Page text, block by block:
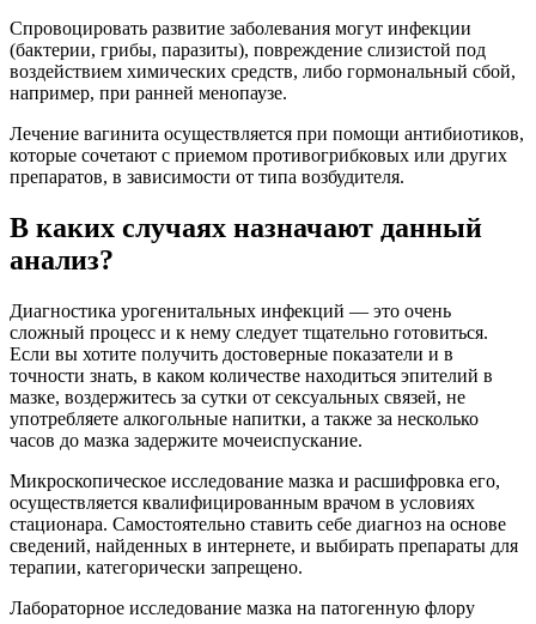
Спровоцировать развитие заболевания могут инфекции
(бактерии, грибы, паразиты), повреждение слизистой под
воздействием химических средств, либо гормональный сбой,
например, при ранней менопаузе.
Лечение вагинита осуществляется при помощи антибиотиков,
которые сочетают с приемом противогрибковых или других
препаратов, в зависимости от типа возбудителя.
В каких случаях назначают данный
анализ?
Диагностика урогенитальных инфекций — это очень
сложный процесс и к нему следует тщательно готовиться.
Если вы хотите получить достоверные показатели и в
точности знать, в каком количестве находиться эпителий в
мазке, воздержитесь за сутки от сексуальных связей, не
употребляете алкогольные напитки, а также за несколько
часов до мазка задержите мочеиспускание.
Микроскопическое исследование мазка и расшифровка его,
осуществляется квалифицированным врачом в условиях
стационара. Самостоятельно ставить себе диагноз на основе
сведений, найденных в интернете, и выбирать препараты для
терапии, категорически запрещено.
Лабораторное исследование мазка на патогенную флору